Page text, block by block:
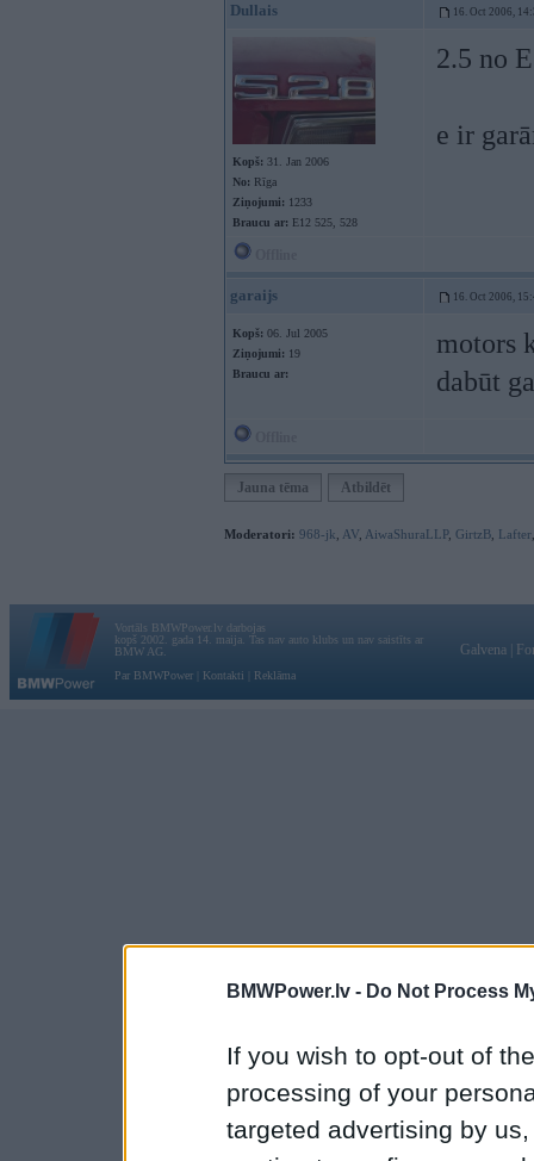
BMWPower.lv - Do Not Process
If you wish to opt-out of
processing of your
targeted advertising by
Dullais 16. Oct 2006,
Kopš: 31. Jan 2006
No: Rīga
Ziņojumi: 1233
Braucu ar: E12 525, 528
2.5 no
e ir
garaijs 16. Oct 2006,
Kopš: 06. Jul 2005
Ziņojumi: 19
Braucu ar:
motors
dabūt
Jauna tēma Atbildēt
Moderatori: 968-jk AV AiwaShuraLLP, GirtzB Lafter
Vortāls BMWPower.lv darbojas
kopš 2002. gada 14. maija. Tas nav auto klubs un nav saistīts ar
BMW AG.
Par BMWPower
Kontakti Reklāma
Galvena